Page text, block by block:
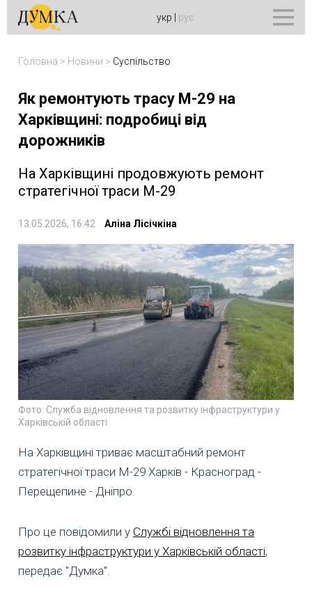
укр рус
Головна > Новини > Суспільство
Як ремонтують трасу М-29 на
Харківщині: подробиці від
дорожників
На Харківщині продовжують ремонт
стратегічної траси М-29
13.05.2026, 16:42 Аліна Лісічкіна
Фото: Служба відновлення та розвитку інфраструктури у
Харківській області
На Харківщині триває масштабний ремонт
стратегічної траси М-29 Харків - Красноград -
Перещепине - Дніпро.
Про це повідомили у Службі відновлення та
розвитку інфраструктури у Харківській області,
передає "Думка".